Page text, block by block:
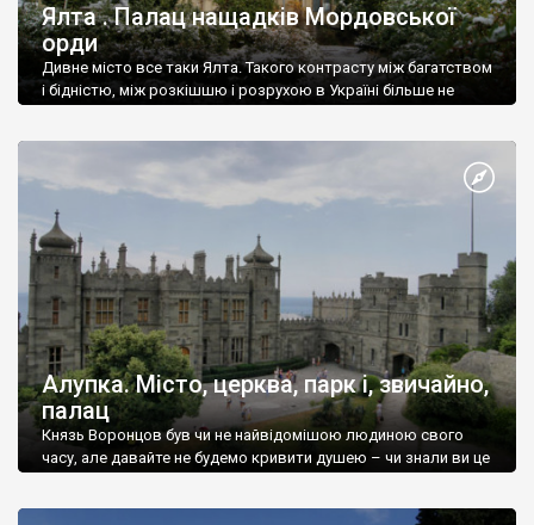
Ялта . Палац нащадків Мордовської
орди
Дивне місто все таки Ялта. Такого контрасту між багатством
і бідністю, між розкішшю і розрухою в Україні більше не
Алупка. Місто, церква, парк і, звичайно,
палац
Князь Воронцов був чи не найвідомішою людиною свого
часу, але давайте не будемо кривити душею – чи знали ви це